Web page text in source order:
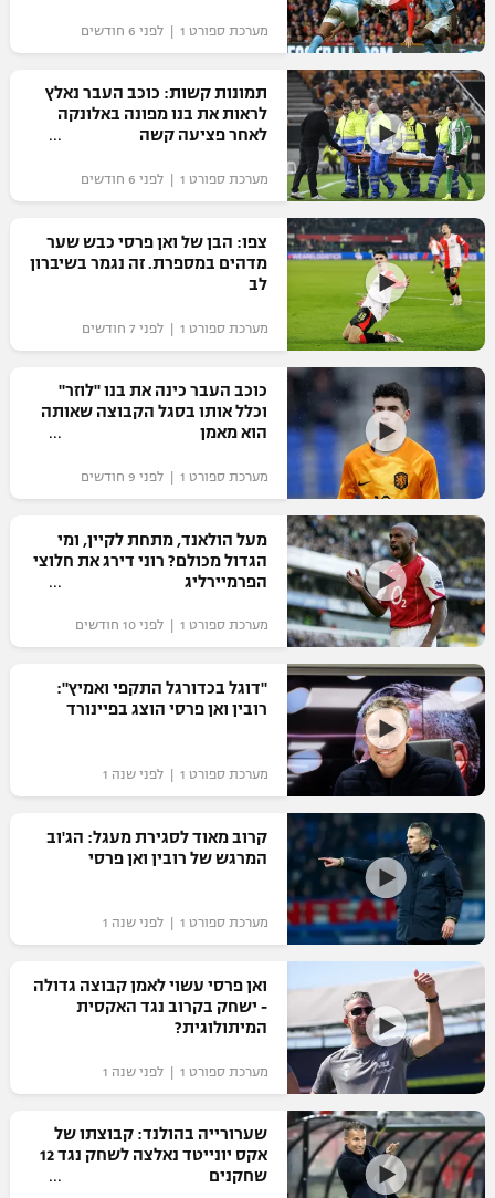
"מחצית בשכונה" – פודקאסט
משתתפים וזוכים בפרסים
תקנון משתתפים וזוכים בפרסים
תקנון עבור פעילות אלקטרה
תקנון עבור פעילות ספורט 1 – "מרלן"
טניס
גיימינג E-Sports
תנאי שימוש
מדיניות פרטיות
תקנון פעילות ספורט 1
רשיון להקרנה פומבית לבית עסק
הצטרפות לחבילת הערוצים
לוח דרושים – ג'ובנט
תגיות
המגזין
אופניים
ספורט מוטורי
כדורמים
פוטבול אמריקאי NFL
בייסבול MLB
ספורט אתגרי ואקסטרים
אומנויות לחימה
גיימינג E-Sports
מערכת ספורט 1 | לפני 6 חודשים
תמונות קשות: כוכב העבר נאלץ
לראות את בנו מפונה באלונקה
לאחר פציעה קשה
מערכת ספורט 1 | לפני 6 חודשים
צפו: הבן של ואן פרסי כבש שער
מדהים במספרת. זה נגמר בשיברון
לב
מערכת ספורט 1 | לפני 7 חודשים
כוכב העבר כינה את בנו "לוזר"
וכלל אותו בסגל הקבוצה שאותה
הוא מאמן
מערכת ספורט 1 | לפני 9 חודשים
מעל הולאנד, מתחת לקיין, ומי
הגדול מכולם? רוני דירג את חלוצי
הפרמיירליג
מערכת ספורט 1 | לפני 10 חודשים
"דוגל בכדורגל התקפי ואמיץ":
רובין ואן פרסי הוצג בפיינורד
מערכת ספורט 1 | לפני שנה 1
קרוב מאוד לסגירת מעגל: הג'וב
המרגש של רובין ואן פרסי
מערכת ספורט 1 | לפני שנה 1
ואן פרסי עשוי לאמן קבוצה גדולה
- ישחק בקרוב נגד האקסית
המיתולוגית?
מערכת ספורט 1 | לפני שנה 1
שערורייה בהולנד: קבוצתו של
אקס יונייטד נאלצה לשחק נגד 12
שחקנים